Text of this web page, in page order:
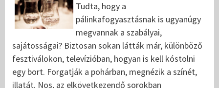
Tudta, hogy a
pálinkafogyasztásnak is ugyanúgy
megvannak a szabályai,
sajátosságai? Biztosan sokan látták már, különböző
fesztiválokon, televízióban, hogyan is kell kóstolni
egy bort. Forgatják a pohárban, megnézik a színét,
illatát. Nos, az elkövetkezendő sorokban